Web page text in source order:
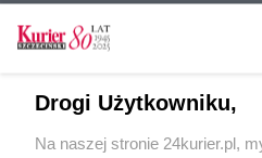
CZYTAJ TAKŻE
Senator interweniuje u
Drogi Użytkowniku,
Na naszej stronie 24kurier.pl,